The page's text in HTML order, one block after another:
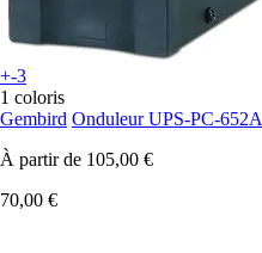
+-3
1 coloris
Gembird Onduleur UPS-PC-652A
À partir de 105,00 €
70,00 €